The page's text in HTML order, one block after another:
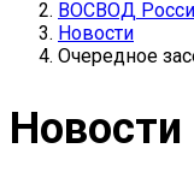
ВОСВОД
Новости
Очередное
Новости